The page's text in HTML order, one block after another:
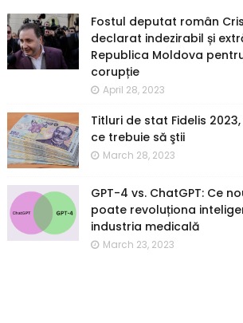
Fostul deputat român
declarat indezirabil și
Republica Moldova
corupție
April 28, 2023
Titluri de stat Fidelis
ce trebuie să ştii
March 28, 2023
GPT-4 vs. ChatGPT: Ce
poate revoluționa
industria medicală
March 23, 2023